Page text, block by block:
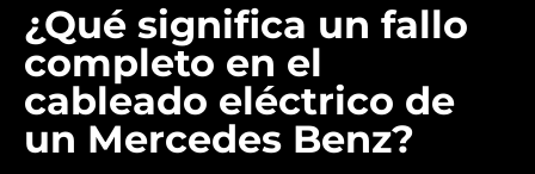
¿Qué significa un fallo
completo en el
cableado eléctrico de
un Mercedes Benz?